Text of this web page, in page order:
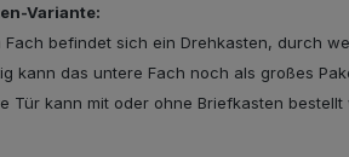
Variante:
Fach befindet sich ein Drehkasten, durch
kann das untere Fach noch als großes
Tür kann mit oder ohne Briefkasten bestellt